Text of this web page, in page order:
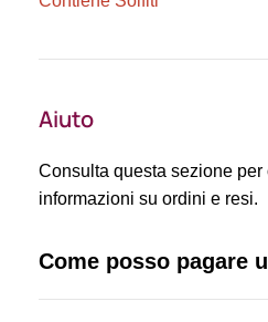
Aiuto
Consulta questa sezione per
informazioni su ordini e resi.
Come posso pagare